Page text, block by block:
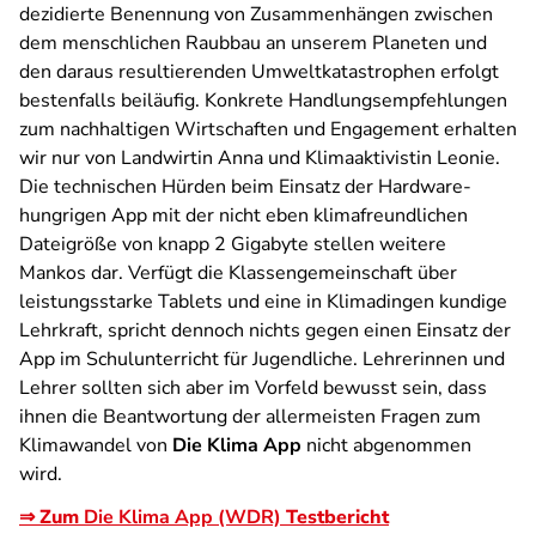
dezidierte Benennung von Zusammenhängen zwischen
dem menschlichen Raubbau an unserem Planeten und
den daraus resultierenden Umweltkatastrophen erfolgt
bestenfalls beiläufig. Konkrete Handlungsempfehlungen
zum nachhaltigen Wirtschaften und Engagement erhalten
wir nur von Landwirtin Anna und Klimaaktivistin Leonie.
Die technischen Hürden beim Einsatz der Hardware-
hungrigen App mit der nicht eben klimafreundlichen
Dateigröße von knapp 2 Gigabyte stellen weitere
Mankos dar. Verfügt die Klassengemeinschaft über
leistungsstarke Tablets und eine in Klimadingen kundige
Lehrkraft, spricht dennoch nichts gegen einen Einsatz der
App im Schulunterricht für Jugendliche. Lehrerinnen und
Lehrer sollten sich aber im Vorfeld bewusst sein, dass
ihnen die Beantwortung der allermeisten Fragen zum
Klimawandel von Die Klima App nicht abgenommen
wird.
⇒ Zum Die Klima App (WDR) Testbericht